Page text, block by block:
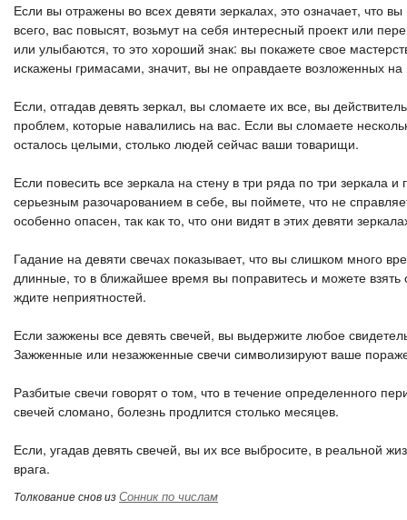
Если вы отражены во всех девяти зеркалах, это означает, что
всего, вас повысят, возьмут на себя интересный проект или
или улыбаются, то это хороший знак: вы покажете свое
искажены гримасами, значит, вы не оправдаете возложенных
Если, отгадав девять зеркал, вы сломаете их все, вы
проблем, которые навалились на вас. Если вы сломаете
осталось целыми, столько людей сейчас ваши товарищи.
Если повесить все зеркала на стену в три ряда по три зеркала
серьезным разочарованием в себе, вы поймете, что не
особенно опасен, так как то, что они видят в этих девяти
Гадание на девяти свечах показывает, что вы слишком много
длинные, то в ближайшее время вы поправитесь и можете
ждите неприятностей.
Если зажжены все девять свечей, вы выдержите любое
Зажженные или незажженные свечи символизируют ваше
Разбитые свечи говорят о том, что в течение определенного
свечей сломано, болезнь продлится столько месяцев.
Если, угадав девять свечей, вы их все выбросите, в реальной
врага.
Толкование снов изСонник по числам